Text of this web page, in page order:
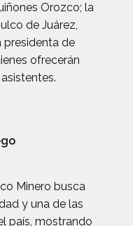
Orozco; la
de Juárez,
presidenta de
ofrecerán
Minero busca
y una de las
país, mostrando